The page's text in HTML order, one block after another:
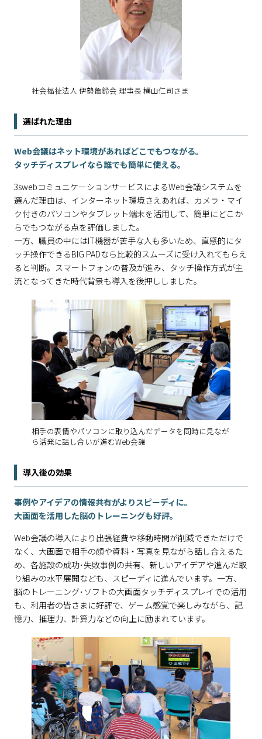
社会福祉法人 伊勢亀鈴会 理事長 横山仁司さま
選ばれた理由
Web会議はネット環境があればどこでもつながる。
タッチディスプレイなら誰でも簡単に使える。
3swebコミュニケーションサービスによるWeb会議システムを
選んだ理由は、インターネット環境さえあれば、カメラ・マイ
ク付きのパソコンやタブレット端末を活用して、簡単にどこか
らでもつながる点を評価しました。
一方、職員の中にはIT機器が苦手な人も多いため、直感的にタ
ッチ操作できるBIG PADなら比較的スムーズに受け入れてもらえ
ると判断。スマートフォンの普及が進み、タッチ操作方式が主
流となってきた時代背景も導入を後押ししました。
相手の表情やパソコンに取り込んだデータを同時に見なが
ら活発に話し合いが進むWeb会議
導入後の効果
事例やアイデアの情報共有がよりスピーディに。
大画面を活用した脳のトレーニングも好評。
Web会議の導入により出張経費や移動時間が削減できただけで
なく、大画面で相手の顔や資料・写真を見ながら話し合えるた
め、各施設の成功･失敗事例の共有、新しいアイデアや進んだ取
り組みの水平展開なども、スピーディに進んでいます。一方、
脳のトレーニング･ソフトの大画面タッチディスプレイでの活用
も、利用者の皆さまに好評で、ゲーム感覚で楽しみながら、記
憶力、推理力、計算力などの向上に励まれています。